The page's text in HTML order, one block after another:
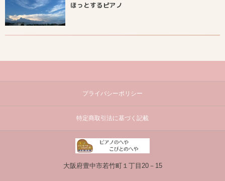
ほっとするピアノ
プライバシーポリシー
特定商取引法に基づく記載
大阪府豊中市若竹町１丁目20－15